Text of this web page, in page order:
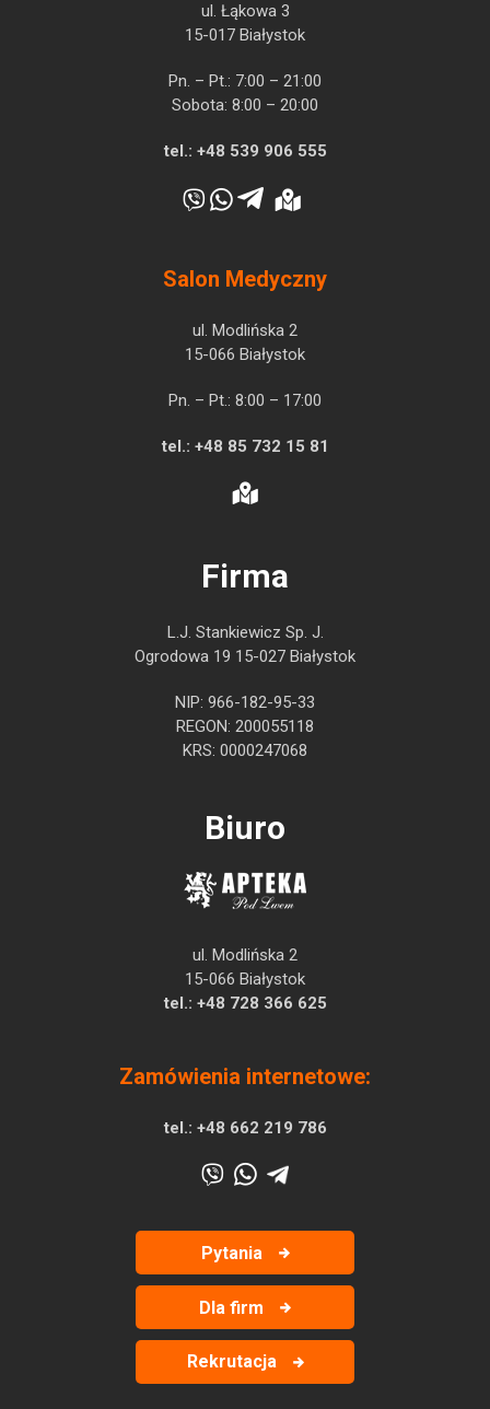
ul. Łąkowa 3
15-017 Białystok
Pn. – Pt.: 7:00 – 21:00
Sobota: 8:00 – 20:00
tel.: +48 539 906 555
Salon Medyczny
ul. Modlińska 2
15-066 Białystok
Pn. – Pt.: 8:00 – 17:00
tel.: +48 85 732 15 81
Firma
L.J. Stankiewicz Sp. J.
Ogrodowa 19 15-027 Białystok
NIP: 966-182-95-33
REGON: 200055118
KRS: 0000247068
Biuro
ul. Modlińska 2
15-066 Białystok
tel.: +48 728 366 625
Zamówienia internetowe:
tel.: +48 662 219 786
Pytania
Dla firm
Rekrutacja